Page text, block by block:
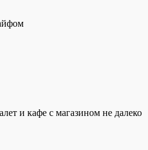
и кафе с магазином не далеко